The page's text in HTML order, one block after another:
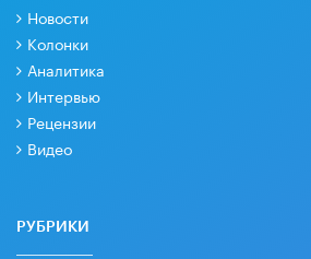
Новости
Колонки
Аналитика
Интервью
Рецензии
Видео
РУБРИКИ